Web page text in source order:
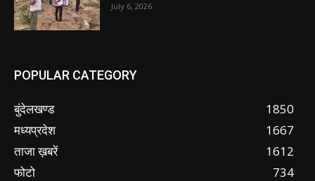
July 6, 2026
POPULAR CATEGORY
बुंदेलखण्ड
1850
मध्यप्रदेश
1667
ताजा ख़बरें
1612
फोटो
734